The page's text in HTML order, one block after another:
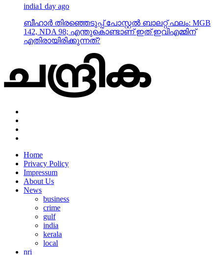
india1 day ago
ബീഹാർ തിരഞ്ഞെടുപ്പ് പോസ്റ്റൽ ബാലറ്റ് ഫലം: MGB
142, NDA 98; എന്തുകൊണ്ടാണ് ഇത് ഇവിഎമ്മിന്
എതിരായിരിക്കുന്നത്?
Home
Privacy Policy
Impressum
About Us
News
business
crime
gulf
india
kerala
local
nri